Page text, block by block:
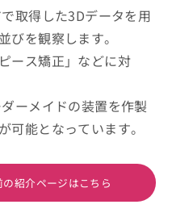
取得した3Dデータを用
びを観察します。
ース矯正」などに対
ーメイドの装置を作製
可能となっています。
紹介ページはこちら